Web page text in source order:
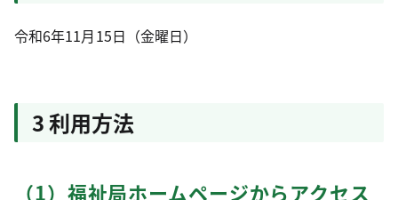
令和6年11月15日（金曜日）
3 利用方法
（1）福祉局ホームページからアクセス